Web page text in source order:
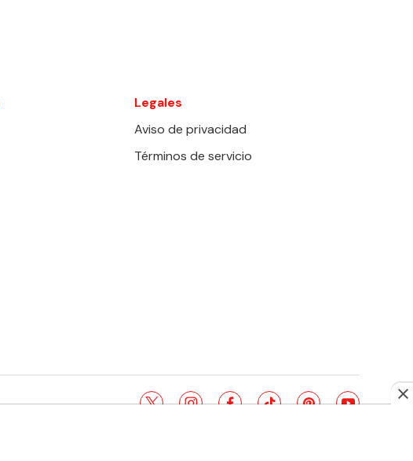
Legales
Aviso de privacidad
Términos de servicio
twitterinstagramfacebooktiktokpinterestyoutube